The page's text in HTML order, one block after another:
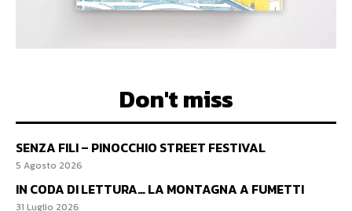
Don't miss
SENZA FILI – PINOCCHIO STREET FESTIVAL
5 Agosto 2026
IN CODA DI LETTURA… LA MONTAGNA A FUMETTI
31 Luglio 2026